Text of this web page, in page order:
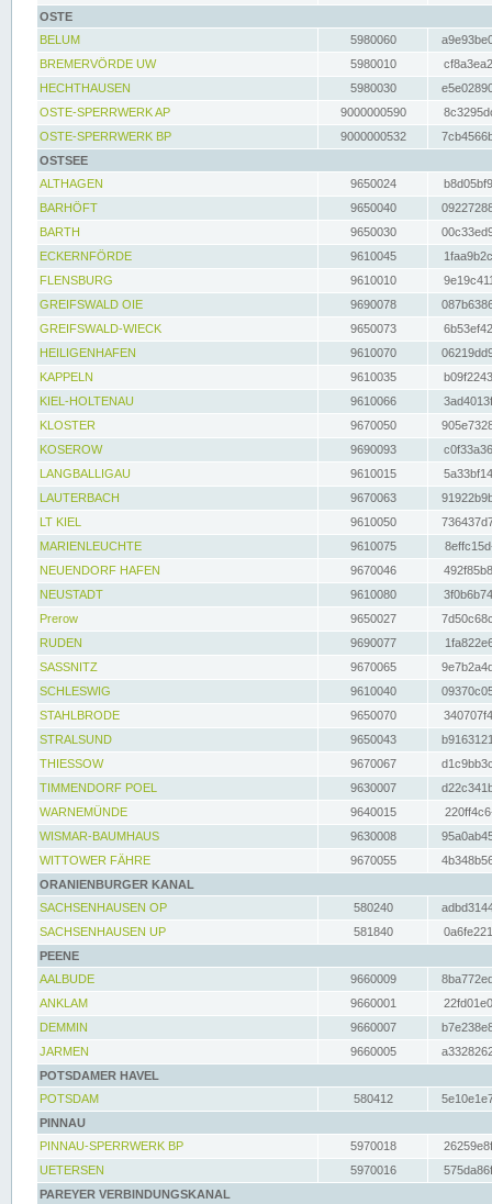
OSTE
BELUM
5980060
BREMERVÖRDE UW
5980010
HECHTHAUSEN
5980030
OSTE-SPERRWERK AP
9000000590
OSTE-SPERRWERK BP
9000000532
OSTSEE
ALTHAGEN
9650024
BARHÖFT
9650040
BARTH
9650030
ECKERNFÖRDE
9610045
FLENSBURG
9610010
GREIFSWALD OIE
9690078
GREIFSWALD-WIECK
9650073
HEILIGENHAFEN
9610070
KAPPELN
9610035
KIEL-HOLTENAU
9610066
KLOSTER
9670050
KOSEROW
9690093
LANGBALLIGAU
9610015
LAUTERBACH
9670063
LT KIEL
9610050
MARIENLEUCHTE
9610075
NEUENDORF HAFEN
9670046
NEUSTADT
9610080
Prerow
9650027
RUDEN
9690077
SASSNITZ
9670065
SCHLESWIG
9610040
STAHLBRODE
9650070
STRALSUND
9650043
THIESSOW
9670067
TIMMENDORF POEL
9630007
WARNEMÜNDE
9640015
WISMAR-BAUMHAUS
9630008
WITTOWER FÄHRE
9670055
ORANIENBURGER KANAL
SACHSENHAUSEN OP
580240
SACHSENHAUSEN UP
581840
PEENE
AALBUDE
9660009
ANKLAM
9660001
DEMMIN
9660007
JARMEN
9660005
POTSDAMER HAVEL
POTSDAM
580412
PINNAU
PINNAU-SPERRWERK BP
5970018
UETERSEN
5970016
PAREYER VERBINDUNGSKANAL